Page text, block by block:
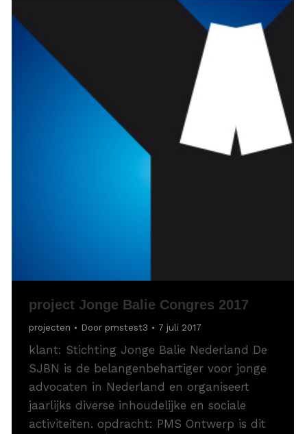
project Jonge Balie Congres 2017
projecten Door pmstest3 7 juli 2017
klant: Stichting Jonge Balie Nederland De
SJBN is de belangenbehartiger voor jonge
advocaten in Nederland en organiseert
jaarlijks diverse inhoudelijke en sociale
activiteiten. opdracht: PMS Ontwerp is dit